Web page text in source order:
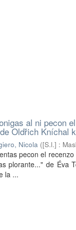
al ni pecon
Oldřich Kníchal
Nicola ([S.l.] :
pecon el
plorante..." de Éva
la ...